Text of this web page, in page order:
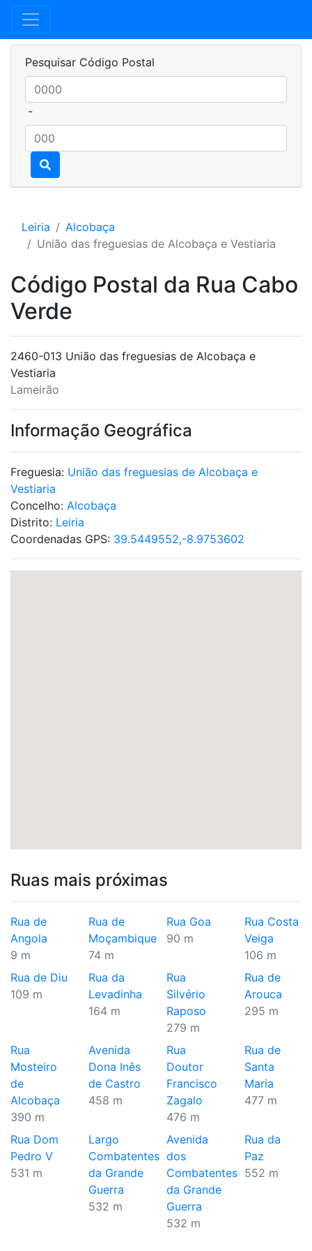
Pesquisar Código Postal
-
Leiria
Alcobaça
União das freguesias de Alcobaça e Vestiaria
Código Postal da Rua Cabo
Verde
2460-013 União das freguesias de Alcobaça e
Vestiaria
Lameirão
Informação Geográfica
Freguesia: União das freguesias de Alcobaça e
Vestiaria
Concelho: Alcobaça
Distrito: Leiria
Coordenadas GPS: 39.5449552,-8.9753602
Ruas mais próximas
Rua de
Angola
9 m
Rua de
Moçambique
74 m
Rua Goa
90 m
Rua Costa
Veiga
106 m
Rua de Diu
109 m
Rua da
Levadinha
164 m
Rua
Silvério
Raposo
279 m
Rua de
Arouca
295 m
Rua
Mosteiro
de
Alcobaça
390 m
Avenida
Dona Inês
de Castro
458 m
Rua
Doutor
Francisco
Zagalo
476 m
Rua de
Santa
Maria
477 m
Rua Dom
Pedro V
531 m
Largo
Combatentes
da Grande
Guerra
532 m
Avenida
dos
Combatentes
da Grande
Guerra
532 m
Rua da
Paz
552 m